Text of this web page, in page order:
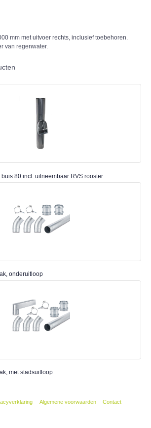
mm met uitvoer rechts, inclusief toebehoren.
van regenwater.
80 incl. uitneembaar RVS rooster
onderuitloop
met stadsuitloop
Algemene voorwaarden Contact